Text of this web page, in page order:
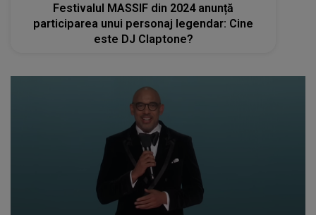
Festivalul MASSIF din 2024 anunță
participarea unui personaj legendar: Cine
este DJ Claptone?